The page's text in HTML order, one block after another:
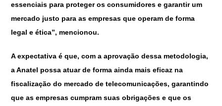
essenciais para proteger os consumidores e garantir um
mercado justo para as empresas que operam de forma
legal e ética”, mencionou.
A expectativa é que, com a aprovação dessa metodologia,
a Anatel possa atuar de forma ainda mais eficaz na
fiscalização do mercado de telecomunicações, garantindo
que as empresas cumpram suas obrigações e que os